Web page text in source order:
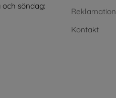
och söndag:
Reklamation
Kontakt